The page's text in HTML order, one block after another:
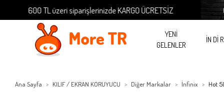
600 TL üzeri siparişlerinizde KARGO ÜCRETSİZ 600
YENİ
GELENLER
İN Dİ
Ana Sayfa KILIF / EKRAN KORUYUCU Diğer Markalar İnfinix Hot